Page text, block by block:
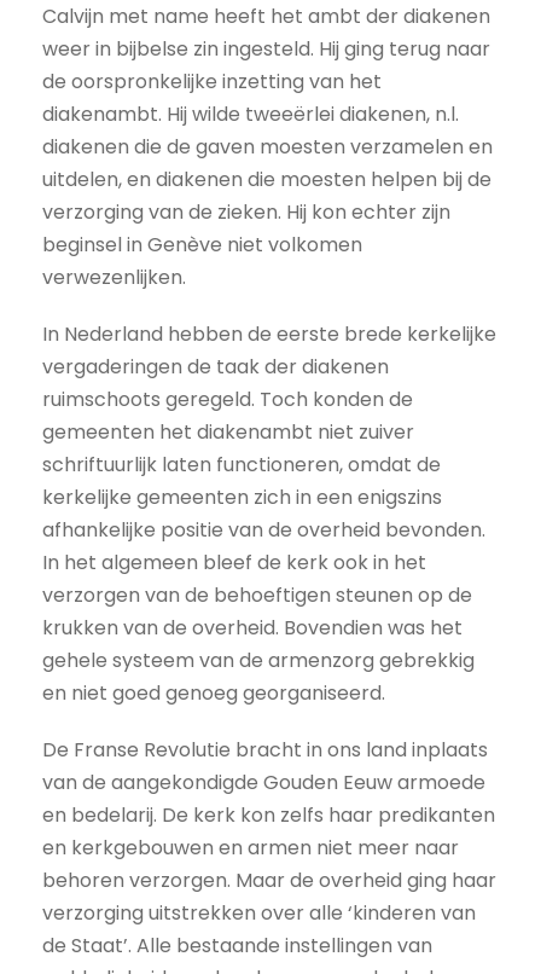
Calvijn met name heeft het ambt der diakenen
weer in bijbelse zin ingesteld. Hij ging terug naar
de oorspronkelijke inzetting van het
diakenambt. Hij wilde tweeërlei diakenen, n.l.
diakenen die de gaven moesten verzamelen en
uitdelen, en diakenen die moesten helpen bij de
verzorging van de zieken. Hij kon echter zijn
beginsel in Genève niet volkomen
verwezenlijken.
In Nederland hebben de eerste brede kerkelijke
vergaderingen de taak der diakenen
ruimschoots geregeld. Toch konden de
gemeenten het diakenambt niet zuiver
schriftuurlijk laten functioneren, omdat de
kerkelijke gemeenten zich in een enigszins
afhankelijke positie van de overheid bevonden.
In het algemeen bleef de kerk ook in het
verzorgen van de behoeftigen steunen op de
krukken van de overheid. Bovendien was het
gehele systeem van de armenzorg gebrekkig
en niet goed genoeg georganiseerd.
De Franse Revolutie bracht in ons land inplaats
van de aangekondigde Gouden Eeuw armoede
en bedelarij. De kerk kon zelfs haar predikanten
en kerkgebouwen en armen niet meer naar
behoren verzorgen. Maar de overheid ging haar
verzorging uitstrekken over alle ‘kinderen van
de Staat’. Alle bestaande instellingen van